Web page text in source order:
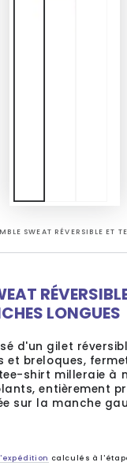
SWEAT RÉVERSIBLE ET
LONGUES
d'un gilet
et breloques,
shirt milleraie à
entièrement
sur la manche
calculés à